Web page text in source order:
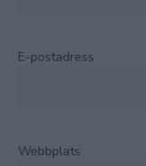
E-postadress
Webbplats